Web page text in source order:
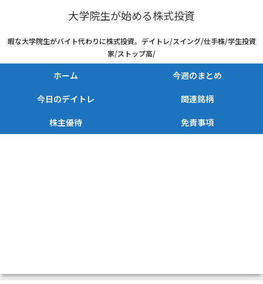
大学院生が始める株式投資
暇な大学院生がバイト代わりに株式投資。デイトレ/スイング/仕手株/学生投資
家/ストップ高/
ホーム
今週のまとめ
今日のデイトレ
関連銘柄
株主優待
免責事項